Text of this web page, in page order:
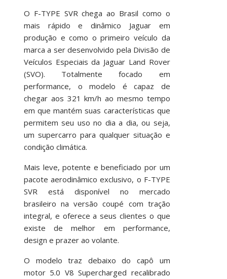
O F-TYPE SVR chega ao Brasil como o
mais rápido e dinâmico Jaguar em
produção e como o primeiro veículo da
marca a ser desenvolvido pela Divisão de
Veículos Especiais da Jaguar Land Rover
(SVO). Totalmente focado em
performance, o modelo é capaz de
chegar aos 321 km/h ao mesmo tempo
em que mantém suas características que
permitem seu uso no dia a dia, ou seja,
um supercarro para qualquer situação e
condição climática.
Mais leve, potente e beneficiado por um
pacote aerodinâmico exclusivo, o F-TYPE
SVR está disponível no mercado
brasileiro na versão coupé com tração
integral, e oferece a seus clientes o que
existe de melhor em performance,
design e prazer ao volante.
O modelo traz debaixo do capô um
motor 5.0 V8 Supercharged recalibrado